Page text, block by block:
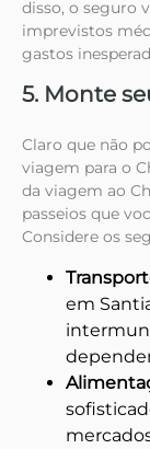
disso, o seguro
imprevistos
gastos
5. Monte
Claro que não
viagem para o
da viagem ao
passeios que
Considere os
em